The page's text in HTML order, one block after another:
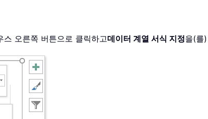
오른쪽 버튼으로 클릭하고데이터 계열 서식 지정을(를